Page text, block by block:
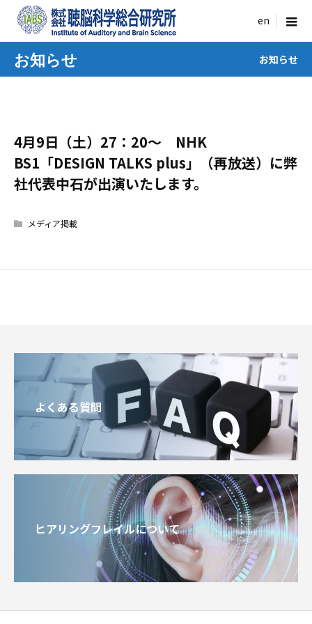
menu
お知らせ お知らせ
4月9日（土）27：20～ NHK
BS1「DESIGN TALKS plus」（再放送）に弊
社代表中石が出演いたします。
メディア掲載
よくある質問
ヒアリングフレイルについて